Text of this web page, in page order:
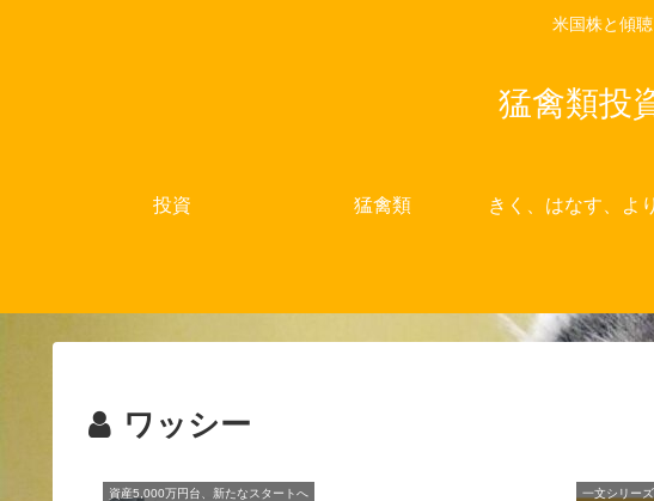
米国株と傾
猛禽類投
投資 猛禽類 きく、はなす、よ
ワッシー
資産5,000万円台、新たなスタートへ 一文シリーズ